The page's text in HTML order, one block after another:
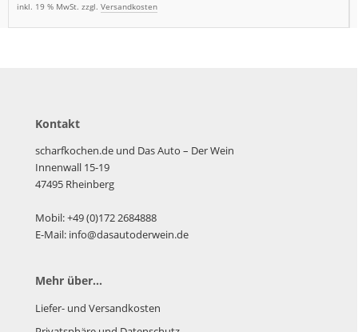
inkl. 19 % MwSt. zzgl. Versandkosten
Kontakt
scharfkochen.de und Das Auto – Der Wein
Innenwall 15-19
47495 Rheinberg
Mobil: +49 (0)172 2684888
E-Mail: info@dasautoderwein.de
Mehr über...
Liefer- und Versandkosten